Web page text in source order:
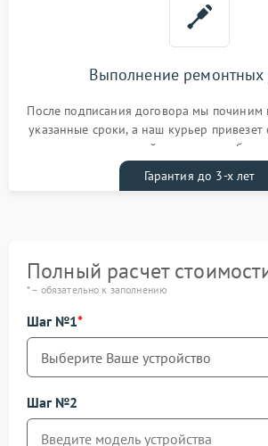
Выполнение ремонтных
После подписания договора мы починим
указанные сроки, а наш курьер привезет
гарантийным талоном
Гарантия до 3-х лет
Полный расчет
* – обязательно к заполнению
Шаг №1
Шаг №2